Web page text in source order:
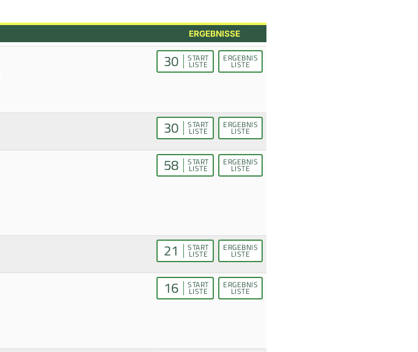
ERGEBNISSE
30 START
LISTE
ERGEBNIS
LISTE
30 START
LISTE
ERGEBNIS
LISTE
58 START
LISTE
ERGEBNIS
LISTE
21 START
LISTE
ERGEBNIS
LISTE
16 START
LISTE
ERGEBNIS
LISTE